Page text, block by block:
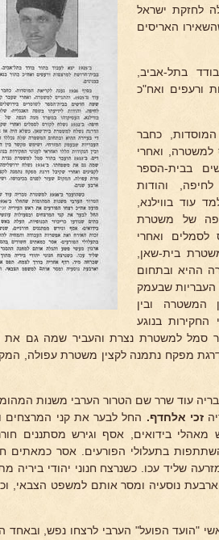
לחזקת ישראל
האריסים
בודד בתל-אביב,
ורעפים ואח"כ
המוסדות, כחבר
והתגייס למשטרה, ואחרי
בבית-הספר
והודות
עוד בווילנא,
של משטרת
לקורס לסמלים ואחרי
בית-שאן,
ההיא ובתחום
העבריות שבעמק
המשטרה ובין
החקירות בנוגע
דרגת מפקח נתמנה לקצין משטרת עפולה,
זכי אלחדף. החל לבער את קני המרצחים
מאהלי בידואים, אסף וגירש מסתננים
בתעלולי הפורעים. אסר כמאתים
שליד עכו. כשנרצח חנוני יהודי ביריה
נוסעיה ומסר אותם למשפט הצבאי,
"הועד הפועל" הערבי לרצחו נפש, ובאחד